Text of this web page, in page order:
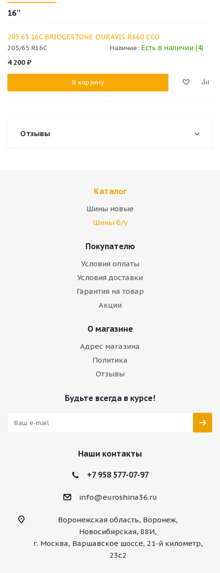
16''
205 65 16C BRIDGESTONE DURAVIS R660 ECO
205/65 R16C Наличие: Есть в наличии (4)
4 200 ₽
В корзину
Отзывы
Каталог
Шины новые
Шины б/у
Покупателю
Условия оплаты
Условия доставки
Гарантия на товар
Акции
О магазине
Адрес магазина
Политика
Отзывы
Будьте всегда в курсе!
Наши контакты
+7 958 577-07-97
info@euroshina36.ru
Воронежская область, Воронеж,
Новосибирская, 88И,
г. Москва, Варшавское шоссе, 21-й километр,
23с2